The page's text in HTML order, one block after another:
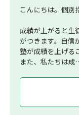
こんにちは。個別
成績が上がると生
がつきます。自信
塾が成績を上げる
また、私たちは